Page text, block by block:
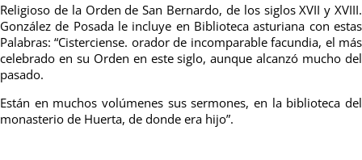
Religioso de la Orden de San Bernardo, de los siglos XVII y XVIII.
González de Posada le incluye en Biblioteca asturiana con estas
Palabras: “Cisterciense. orador de incomparable facundia, el más
celebrado en su Orden en este siglo, aunque alcanzó mucho del
pasado.
Están en muchos volúmenes sus sermones, en la biblioteca del
monasterio de Huerta, de donde era hijo”.